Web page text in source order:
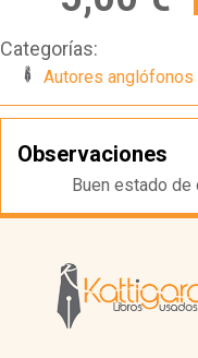
Categorías:
Autores anglófonos
Observaciones
Buen estado de
Librería Kattigara